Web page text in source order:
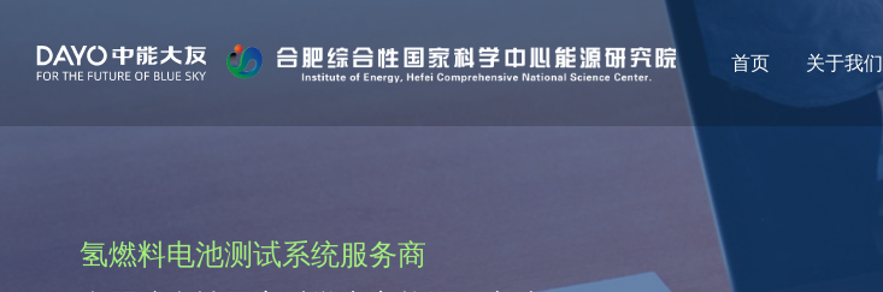
首页 关于我们
氢燃料电池测试系统服务商